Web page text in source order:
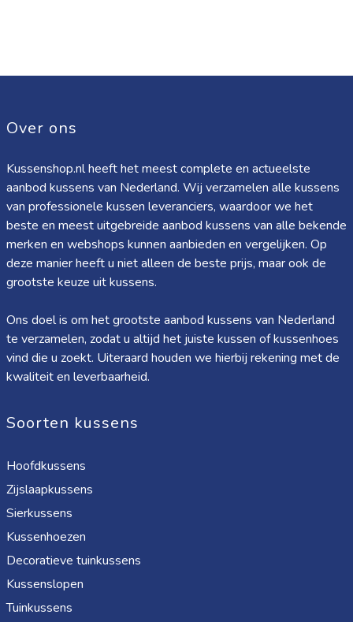
Over ons
Kussenshop.nl heeft het meest complete en actueelste
aanbod kussens van Nederland. Wij verzamelen alle kussens
van professionele kussen leveranciers, waardoor we het
beste en meest uitgebreide aanbod kussens van alle bekende
merken en webshops kunnen aanbieden en vergelijken. Op
deze manier heeft u niet alleen de beste prijs, maar ook de
grootste keuze uit kussens.
Ons doel is om het grootste aanbod kussens van Nederland
te verzamelen, zodat u altijd het juiste kussen of kussenhoes
vind die u zoekt. Uiteraard houden we hierbij rekening met de
kwaliteit en leverbaarheid.
Soorten kussens
Hoofdkussens
Zijslaapkussens
Sierkussens
Kussenhoezen
Decoratieve tuinkussens
Kussenslopen
Tuinkussens